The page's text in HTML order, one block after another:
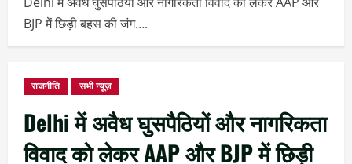
BJP में छिड़ी बहस की जंग….
राजनीति सभी न्यूज़
Delhi में अवैध घुसपैठियों और नागरिकता
विवाद को लेकर AAP और BJP में छिड़ी